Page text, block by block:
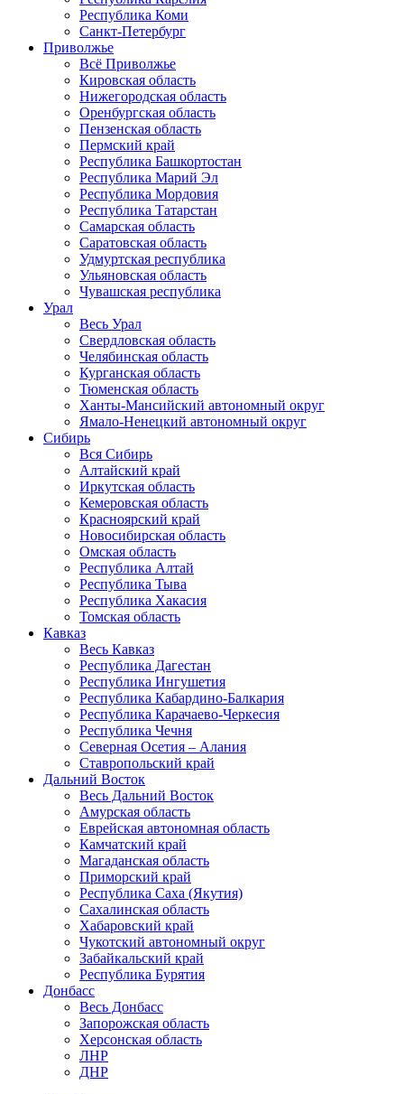
Республика Коми
Санкт-Петербург
Приволжье
Всё Приволжье
Кировская область
Нижегородская область
Оренбургская область
Пензенская область
Пермский край
Республика Башкортостан
Республика Марий Эл
Республика Мордовия
Республика Татарстан
Самарская область
Саратовская область
Удмуртская республика
Ульяновская область
Чувашская республика
Урал
Весь Урал
Свердловская область
Челябинская область
Курганская область
Тюменская область
Ханты-Мансийский автономный округ
Ямало-Ненецкий автономный округ
Сибирь
Вся Сибирь
Алтайский край
Иркутская область
Кемеровская область
Красноярский край
Новосибирская область
Омская область
Республика Алтай
Республика Тыва
Республика Хакасия
Томская область
Кавказ
Весь Кавказ
Республика Дагестан
Республика Ингушетия
Республика Кабардино-Балкария
Республика Карачаево-Черкесия
Республика Чечня
Северная Осетия – Алания
Ставропольский край
Дальний Восток
Весь Дальний Восток
Амурская область
Еврейская автономная область
Камчатский край
Магаданская область
Приморский край
Республика Саха (Якутия)
Сахалинская область
Хабаровский край
Чукотский автономный округ
Забайкальский край
Республика Бурятия
Донбасс
Весь Донбасс
Запорожская область
Херсонская область
ЛНР
ДНР